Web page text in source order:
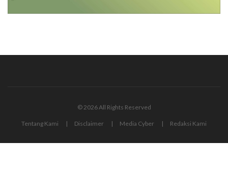
© 2026 All Rights Reserved
Tentang Kami Disclaimer Media Cyber Redaksi Kami